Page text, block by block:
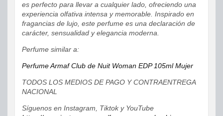
es perfecto para llevar a cualquier lado, ofreciendo una
experiencia olfativa intensa y memorable. Inspirado en
fragancias de lujo, este perfume es una declaración de
carácter, sensualidad y elegancia moderna.
Perfume similar a:
Perfume Armaf Club de Nuit Woman EDP 105ml Mujer
TODOS LOS MEDIOS DE PAGO Y CONTRAENTREGA
NACIONAL
Síguenos en Instagram, Tiktok y YouTube